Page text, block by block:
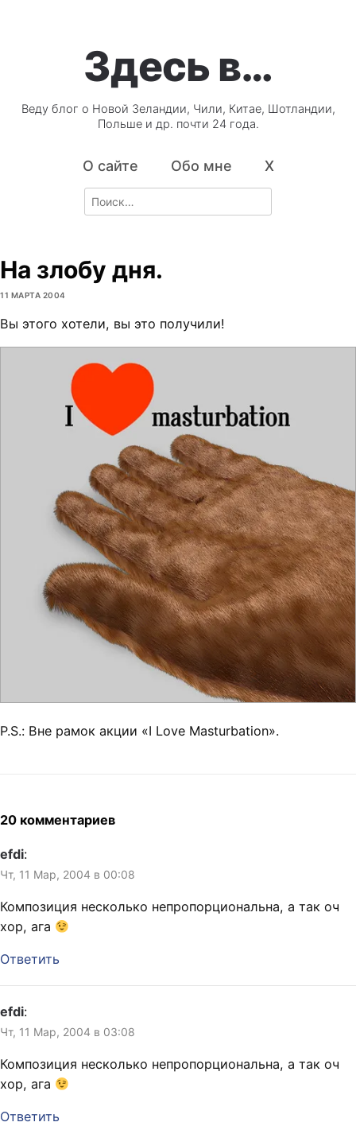
Здесь в…
Веду блог о Новой Зеландии, Чили, Китае, Шотландии,
Польше и др. почти 24 года.
О сайте Обо мне X
Search
for:
На злобу дня.
11 МАРТА 2004
Вы этого хотели, вы это получили!
P.S.: Вне рамок акции «I Love Masturbation».
20 комментариев
efdi:
Чт, 11 Мар, 2004 в 00:08
Композиция несколько непропорциональна, а так оч
хор, ага
Ответить
efdi:
Чт, 11 Мар, 2004 в 03:08
Композиция несколько непропорциональна, а так оч
хор, ага
Ответить